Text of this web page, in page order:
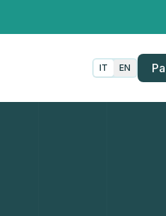
IT EN